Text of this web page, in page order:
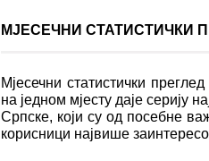
МЈЕСЕЧНИ СТАТИСТИЧКИ
Мјесечни статистички
на једном мјесту даје серију
Српске, који су од посебне
корисници највише